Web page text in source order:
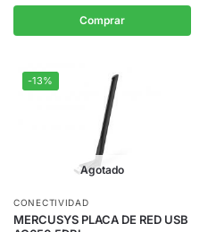
Comprar
-13%
Agotado
CONECTIVIDAD
MERCUSYS PLACA DE RED USB